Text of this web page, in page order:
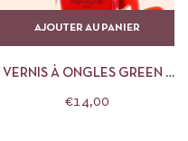
AJOUTER AU PANIER
VERNIS À ONGLES GREEN –
MANUCURIST
€14,00